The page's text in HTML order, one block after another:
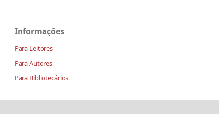
Informações
Para Leitores
Para Autores
Para Bibliotecários